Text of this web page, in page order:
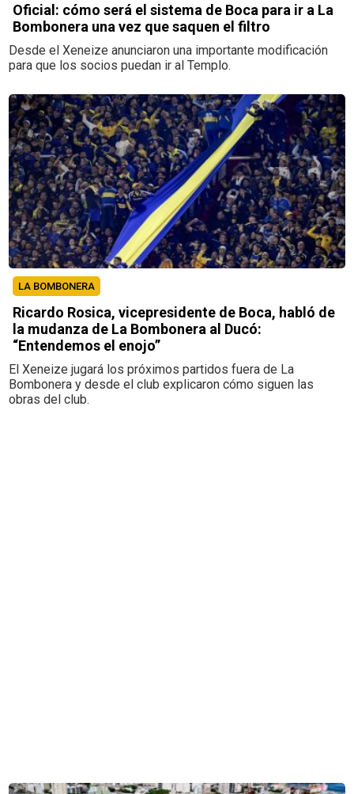
Oficial: cómo será el sistema de Boca para ir a La
Bombonera una vez que saquen el filtro
Desde el Xeneize anunciaron una importante modificación
para que los socios puedan ir al Templo.
LA BOMBONERA
Ricardo Rosica, vicepresidente de Boca, habló de
la mudanza de La Bombonera al Ducó:
“Entendemos el enojo”
El Xeneize jugará los próximos partidos fuera de La
Bombonera y desde el club explicaron cómo siguen las
obras del club.